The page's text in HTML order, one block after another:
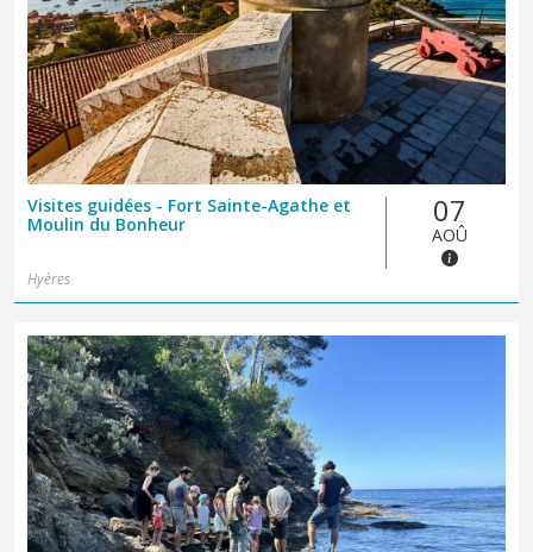
Visites guidées - Fort Sainte-Agathe et
Moulin du Bonheur
07
AOÛ
Hyères